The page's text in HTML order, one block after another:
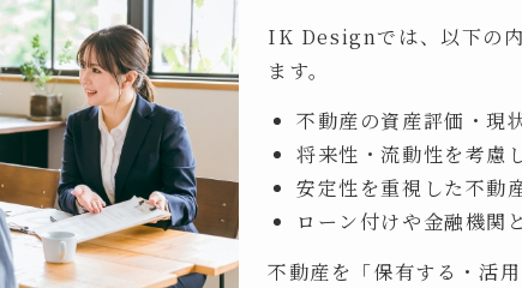
IK Designでは、以下の
ます。
不動産の資産評価・現
将来性・流動性を考慮
安定性を重視した不動
ローン付けや金融機関
不動産を「保有する・活